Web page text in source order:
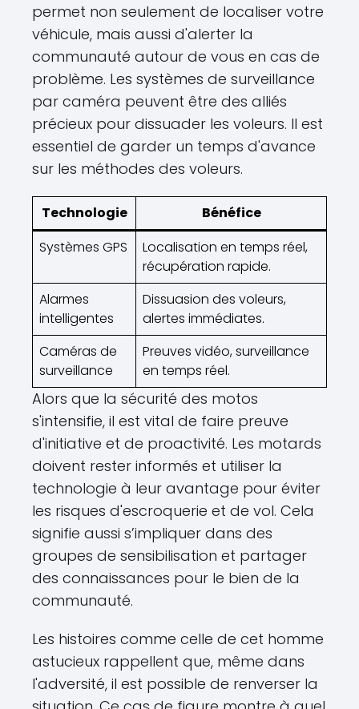
permet non seulement de localiser votre
véhicule, mais aussi d'alerter la
communauté autour de vous en cas de
problème. Les systèmes de surveillance
par caméra peuvent être des alliés
précieux pour dissuader les voleurs. Il est
essentiel de garder un temps d'avance
sur les méthodes des voleurs.
Technologie
Bénéfice
Systèmes GPS
Localisation en temps réel,
récupération rapide.
Alarmes
intelligentes
Dissuasion des voleurs,
alertes immédiates.
Caméras de
surveillance
Preuves vidéo, surveillance
en temps réel.
Alors que la sécurité des motos
s'intensifie, il est vital de faire preuve
d'initiative et de proactivité. Les motards
doivent rester informés et utiliser la
technologie à leur avantage pour éviter
les risques d'escroquerie et de vol. Cela
signifie aussi s’impliquer dans des
groupes de sensibilisation et partager
des connaissances pour le bien de la
communauté.
Les histoires comme celle de cet homme
astucieux rappellent que, même dans
l'adversité, il est possible de renverser la